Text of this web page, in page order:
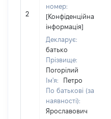
2
номер:
[Конфіденційна
інформація]
Декларує:
батько
Прізвище:
Погорілий
Ім'я:
Петро
По батькові (за
наявності):
Ярославович